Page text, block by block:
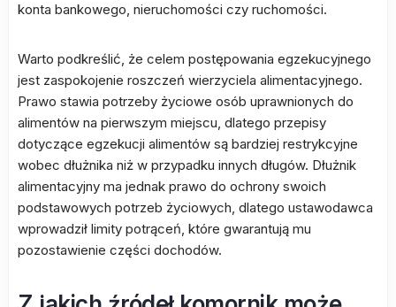
konta bankowego, nieruchomości czy ruchomości.
Warto podkreślić, że celem postępowania egzekucyjnego
jest zaspokojenie roszczeń wierzyciela alimentacyjnego.
Prawo stawia potrzeby życiowe osób uprawnionych do
alimentów na pierwszym miejscu, dlatego przepisy
dotyczące egzekucji alimentów są bardziej restrykcyjne
wobec dłużnika niż w przypadku innych długów. Dłużnik
alimentacyjny ma jednak prawo do ochrony swoich
podstawowych potrzeb życiowych, dlatego ustawodawca
wprowadził limity potrąceń, które gwarantują mu
pozostawienie części dochodów.